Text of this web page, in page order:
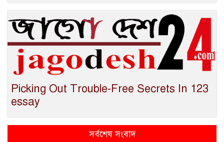
Picking Out Trouble-Free Secrets In 123
essay
সর্বশেষ সংবাদ